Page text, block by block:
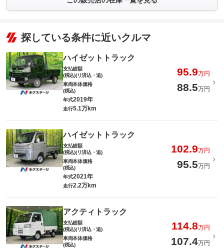
探している条件に近いクルマ
ハイゼットトラック
支払総額
(税込)(リ済込・追)
95.9万円
車両本体価格
(税込)
88.5万円
年式2019年
走行5.1万km
ハイゼットトラック
支払総額
(税込)(リ済込・追)
102.9万円
車両本体価格
(税込)
95.5万円
年式2021年
走行2.2万km
アクティトラック
支払総額
(税込)(リ済込・追)
114.8万円
車両本体価格
(税込)
107.4万円